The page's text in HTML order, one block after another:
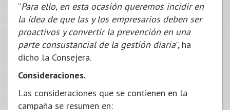
“Para ello, en esta ocasión queremos incidir en
la idea de que las y los empresarios deben ser
proactivos y convertir la prevención en una
parte consustancial de la gestión diaria”, ha
dicho la Consejera.
Consideraciones.
Las consideraciones que se contienen en la
campaña se resumen en: